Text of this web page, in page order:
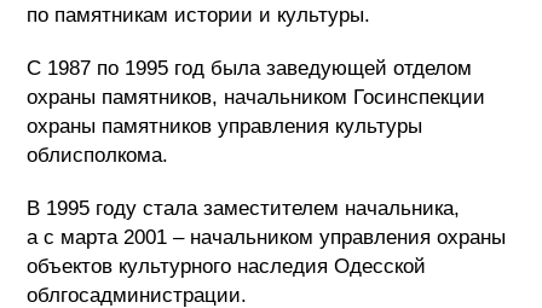
по памятникам истории и культуры.
С 1987 по 1995 год была заведующей отделом
охраны памятников, начальником Госинспекции
охраны памятников управления культуры
облисполкома.
В 1995 году стала заместителем начальника,
а с марта 2001 – начальником управления охраны
объектов культурного наследия Одесской
облгосадминистрации.